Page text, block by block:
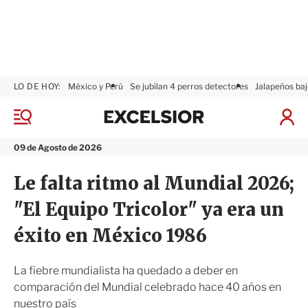
M
n
09 de Agosto de 2026
LO DE HOY: México y Perú Se jubilan 4 perros detectores Jalapeños
I
i
a
x
i
r
Le falta ritmo al Mundial 2026;
"El Equipo Tricolor" ya era un
éxito en México 1986
La fiebre mundialista ha quedado a deber en
comparación del Mundial celebrado hace 40 años en
nuestro país